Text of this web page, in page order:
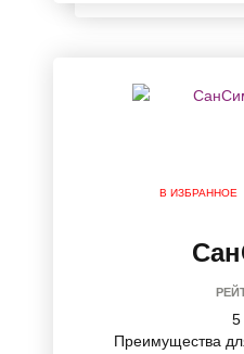
В ИЗБРАННОЕ
5
Преимущества